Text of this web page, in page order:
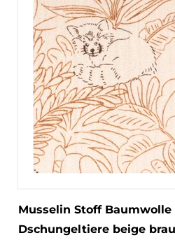
Musselin Stoff
Dschungeltiere beige